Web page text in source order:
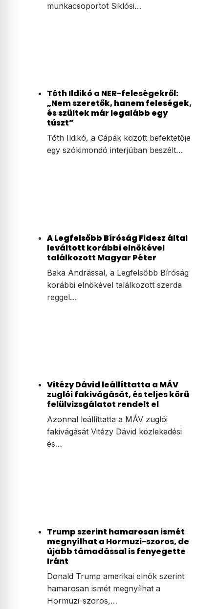
munkacsoportot Siklósi…
Tóth Ildikó a NER-feleségekről:
„Nem szeretők, hanem feleségek,
és szültek már legalább egy
túszt”
Tóth Ildikó, a Cápák között befektetője
egy szókimondó interjúban beszélt…
A Legfelsőbb Bíróság Fidesz által
leváltott korábbi elnökével
találkozott Magyar Péter
Baka Andrással, a Legfelsőbb Bíróság
korábbi elnökével találkozott szerda
reggel…
Vitézy Dávid leállíttatta a MÁV
zuglói fakivágását, és teljes körű
felülvizsgálatot rendelt el
Azonnal leállíttatta a MÁV zuglói
fakivágását Vitézy Dávid közlekedési
és…
Trump szerint hamarosan ismét
megnyílhat a Hormuzi-szoros, de
újabb támadással is fenyegette
Iránt
Donald Trump amerikai elnök szerint
hamarosan ismét megnyílhat a
Hormuzi-szoros,…